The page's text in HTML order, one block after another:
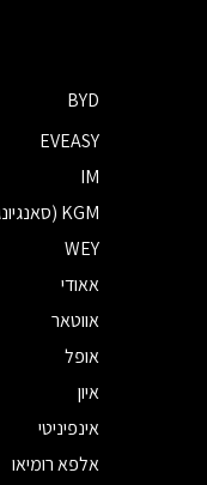
BYD
EVEASY
IM
KGM (סאנגיונג)
WEY
אאודי
אווטאר
אופל
איון
אינפיניטי
אלפא רומיאו